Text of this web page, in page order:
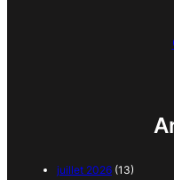
juillet 2026 (13)